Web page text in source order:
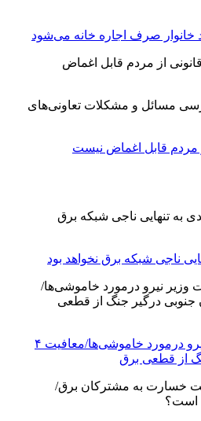
مسائل و مشکلات تعاونی‌های
مردم قابل اغماض نیست
ناجی شبکه برق نخواهد بود
آخرین اظهارات وزیر نیرو درمورد خاموشی‌ها/معافیت ۴
از قطعی برق